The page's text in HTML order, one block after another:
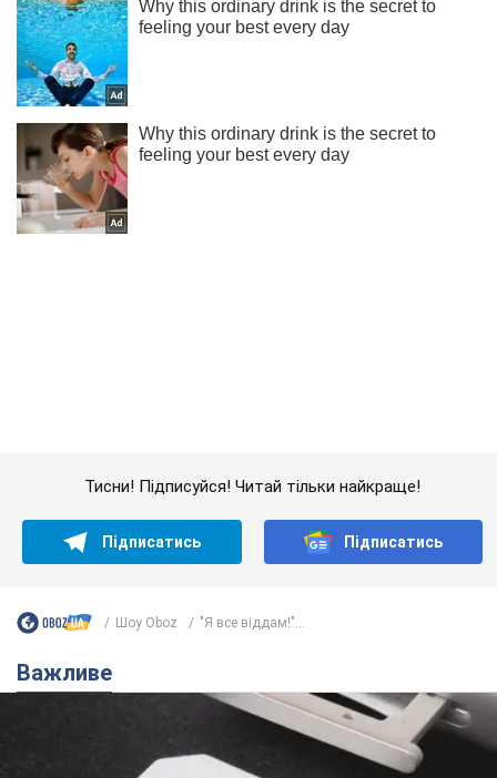
Українці масово переносять свої мобільні
номери на одного й того самого оператора: на